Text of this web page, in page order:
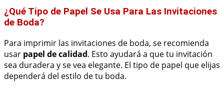
¿Qué Tipo de Papel Se Usa Para Las Invitaciones
de Boda?
Para imprimir las invitaciones de boda, se recomienda
usar papel de calidad. Esto ayudará a que tu invitación
sea duradera y se vea elegante. El tipo de papel que elijas
dependerá del estilo de tu boda.